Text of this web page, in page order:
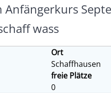
Anfängerkurs
wass
Ort
Schaffhausen
freie Plätze
0